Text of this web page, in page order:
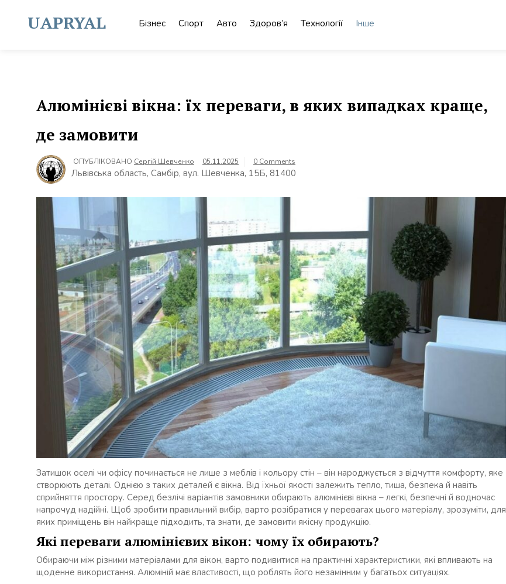
contentUAPRYAL Бізнес Спорт Авто Здоров’я Технології Інше
Алюмінієві вікна: їх переваги, в яких випадках краще,
де замовити
ОПУБЛІКОВАНО Сергій Шевченко 05.11.2025 0 Comments
Львівська область, Самбір, вул. Шевченка, 15Б, 81400
Затишок оселі чи офісу починається не лише з меблів і кольору стін – він народжується з відчуття комфорту, яке
створюють деталі. Однією з таких деталей є вікна. Від їхньої якості залежить тепло, тиша, безпека й навіть
сприйняття простору. Серед безлічі варіантів замовники обирають алюмінієві вікна – легкі, безпечні й водночас
напрочуд надійні. Щоб зробити правильний вибір, варто розібратися у перевагах цього матеріалу, зрозуміти, для
яких приміщень він найкраще підходить, та знати, де замовити якісну продукцію.
Які переваги алюмінієвих вікон: чому їх обирають?
Обираючи між різними матеріалами для вікон, варто подивитися на практичні характеристики, які впливають на
щоденне використання. Алюміній має властивості, що роблять його незамінним у багатьох ситуаціях.